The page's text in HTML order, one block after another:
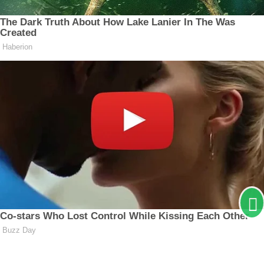
Termos de Uso e Privacidade
Esse site utiliza cookies para melhorar sua
experiência de navegação. Ao continuar o acesso,
entendemos que você concorda com nossos Termos
de Uso e Privacidade.
PARA MAIS INFORMAÇÕES,ACESSE NOSSOS TERMOS
CLICANDO AQUI
PROSSEGUIR